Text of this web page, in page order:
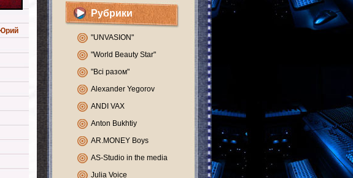
Рубрики
"UNVASION"
"World Beauty Star"
"Всі разом"
Alexander Yegorov
ANDI VAX
Anton Bukhtiy
AR.MONEY Boys
AS-Studio in the media
Julia Voice